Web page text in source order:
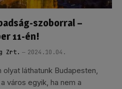
szoborral –
11-én!
Zrt. 2024.10.04.
láthatunk Budapesten,
város egyik, ha nem a